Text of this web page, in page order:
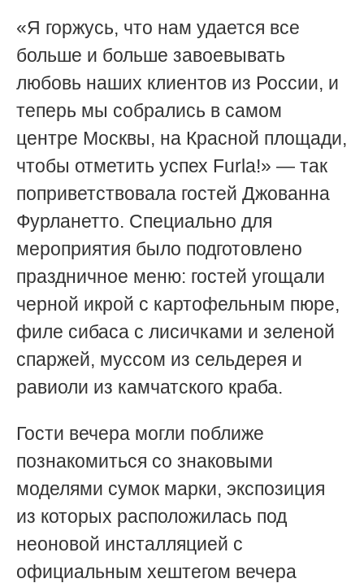
«Я горжусь, что нам удается все
больше и больше завоевывать
любовь наших клиентов из России, и
теперь мы собрались в самом
центре Москвы, на Красной площади,
чтобы отметить успех Furla!» — так
поприветствовала гостей Джованна
Фурланетто. Специально для
мероприятия было подготовлено
праздничное меню: гостей угощали
черной икрой с картофельным пюре,
филе сибаса с лисичками и зеленой
спаржей, муссом из сельдерея и
равиоли из камчатского краба.
Гости вечера могли поближе
познакомиться со знаковыми
моделями сумок марки, экспозиция
из которых расположилась под
неоновой инсталляцией с
официальным хештегом вечера